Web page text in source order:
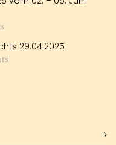
29.04.2025